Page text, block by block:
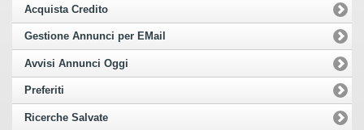
Acquista Credito
Gestione Annunci per EMail
Avvisi Annunci Oggi
Preferiti
Ricerche Salvate